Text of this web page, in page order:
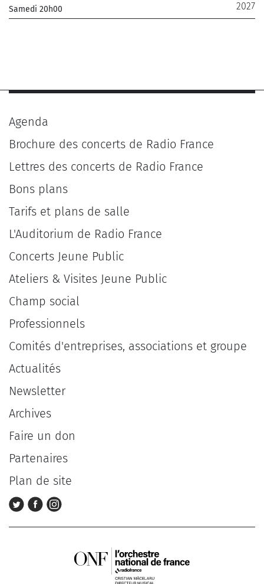
Samedi 20h00
2027
Agenda
Brochure des concerts de Radio France
Lettres des concerts de Radio France
Bons plans
Tarifs et plans de salle
L'Auditorium de Radio France
Concerts Jeune Public
Ateliers & Visites Jeune Public
Champ social
Professionnels
Comités d'entreprises, associations et groupe
Actualités
Newsletter
Archives
Faire un don
Partenaires
Plan de site